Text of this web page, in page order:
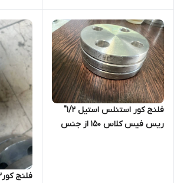
فلنج کور استنلس استیل 1/2"
ریس فیس کلاس 150 از جنس